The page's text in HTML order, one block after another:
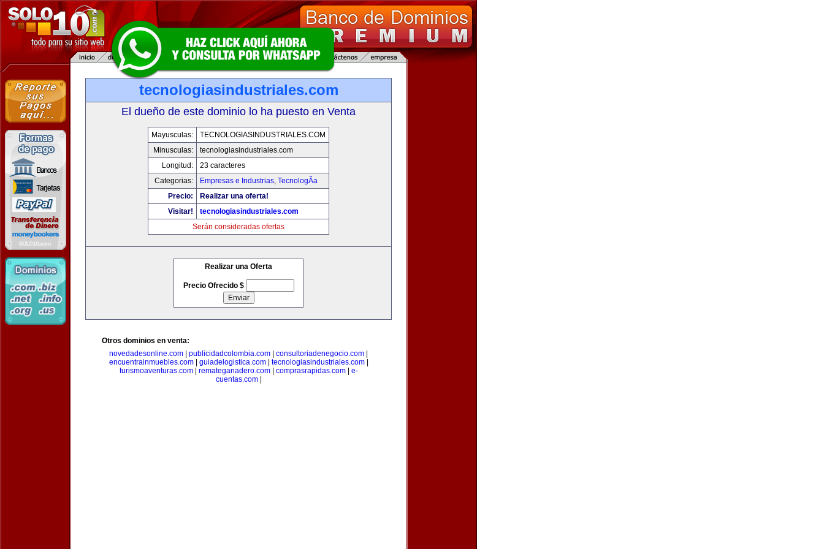
tecnologiasindustriales.com
El dueño de este dominio lo ha puesto en Venta
Mayusculas:
TECNOLOGIASINDUSTRIALES.COM
Minusculas:
tecnologiasindustriales.com
Longitud:
23 caracteres
Categorias:
Empresas e Industrias, TecnologÃ­a
Precio:
Realizar una oferta!
Visitar!
tecnologiasindustriales.com
Serán consideradas ofertas
Realizar una Oferta
Precio Ofrecido $
Otros dominios en venta:
novedadesonline.com
publicidadcolombia.com consultoriadenegocio.com
encuentrainmuebles.com| guiadelogistica.com| tecnologiasindustriales.com|
turismoaventuras.com| remateganadero.com| comprasrapidas.com| e-
cuentas.com|